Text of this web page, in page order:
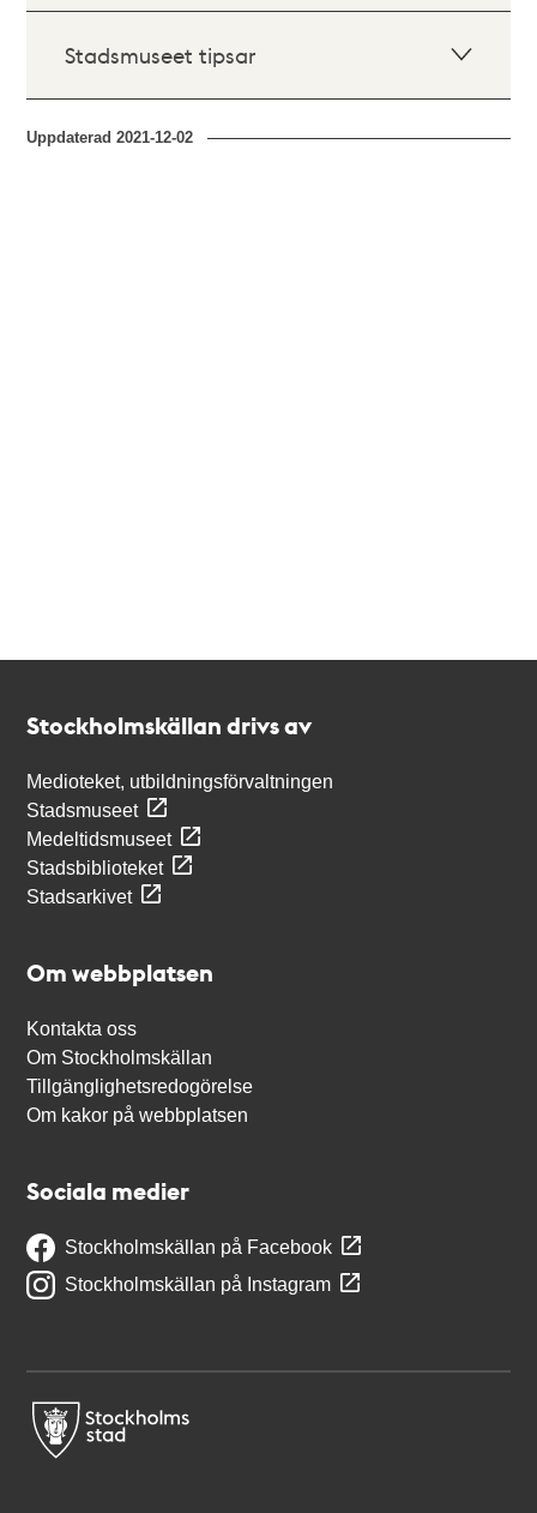
Stadsmuseet tipsar
Uppdaterad2021-12-02
Stockholmskällan drivs av
Medioteket, utbildningsförvaltningen
Stadsmuseet
Medeltidsmuseet
Stadsbiblioteket
Stadsarkivet
Om webbplatsen
Kontakta oss
Om Stockholmskällan
Tillgänglighetsredogörelse
Om kakor på webbplatsen
Sociala medier
Stockholmskällan på Facebook
Stockholmskällan på Instagram